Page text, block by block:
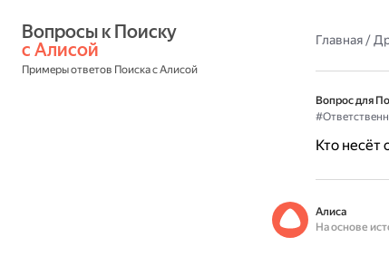
с Алисой
Примеры ответов Поиска с Алисой
Главная/
Вопрос для
Кто несёт
Алиса
На основе